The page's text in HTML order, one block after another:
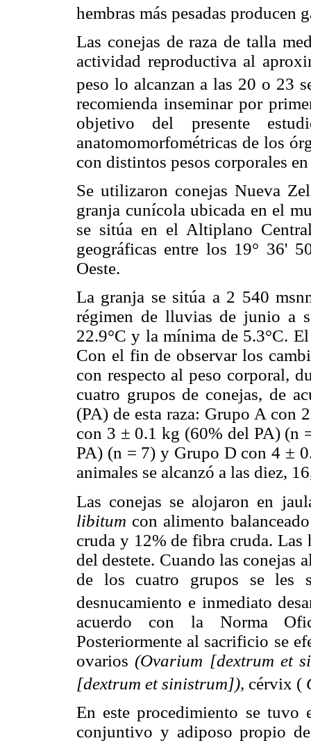
hembras más pesadas producen
Las conejas de raza de talla
actividad reproductiva al
peso lo alcanzan a las 20 o 23
recomienda inseminar por
objetivo del presente
anatomomorfométricas de los
con distintos pesos corporales
Se utilizaron conejas Nueva
granja cunícola ubicada en el
se sitúa en el Altiplano
geográficas entre los 19° 36'
Oeste.
La granja se sitúa a 2 540
régimen de lluvias de junio a
22.9°C y la mínima de 5.3°C.
Con el fin de observar los
con respecto al peso corporal,
cuatro grupos de conejas, de
(PA) de esta raza: Grupo A
con 3 ± 0.1 kg (60% del PA) (n
PA) (n = 7) y Grupo D con 4 ±
animales se alcanzó a las diez,
Las conejas se alojaron en
libitum con alimento
cruda y 12% de fibra cruda. Las
del destete. Cuando las conejas
de los cuatro grupos se les
desnucamiento e inmediato
acuerdo con la Norma
Posteriormente al sacrificio se
ovarios(Ovarium [dextrum et
[dextrum et sinistrum]), cérvix (
En este procedimiento se
conjuntivo y adiposo propio